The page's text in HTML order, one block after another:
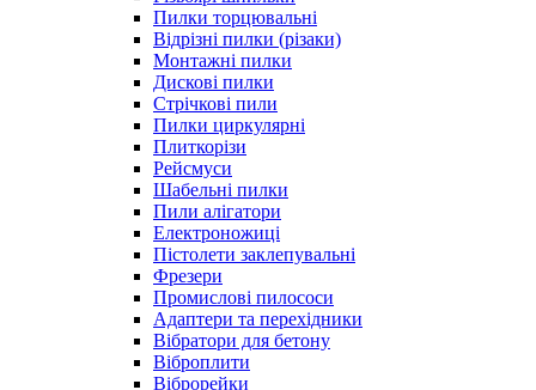
Пилки торцювальні
Відрізні пилки (різаки)
Монтажні пилки
Дискові пилки
Стрічкові пили
Пилки циркулярні
Плиткорізи
Рейсмуси
Шабельні пилки
Пили алігатори
Електроножиці
Пістолети заклепувальні
Фрезери
Промислові пилососи
Адаптери та перехідники
Вібратори для бетону
Віброплити
Віброрейки